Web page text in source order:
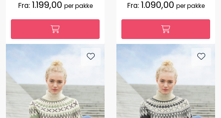
Fra: 1.199,00 per pakke Fra: 1.090,00 per pakke